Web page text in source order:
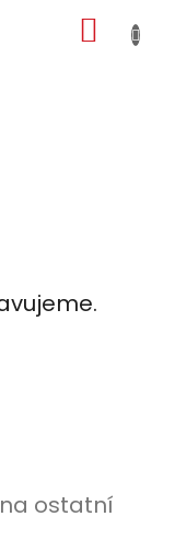
KOŠÍK
ostatní